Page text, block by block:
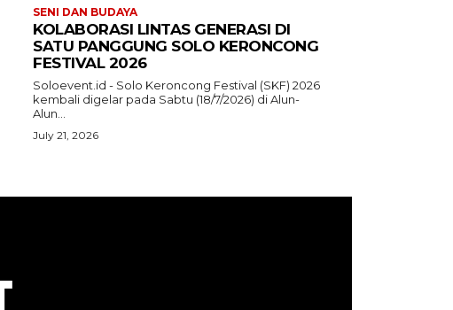
SENI DAN BUDAYA
KOLABORASI LINTAS GENERASI DI
SATU PANGGUNG SOLO KERONCONG
FESTIVAL 2026
Soloevent.id - Solo Keroncong Festival (SKF) 2026
kembali digelar pada Sabtu (18/7/2026) di Alun-
Alun...
July 21, 2026